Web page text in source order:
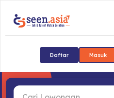
Daftar Masuk